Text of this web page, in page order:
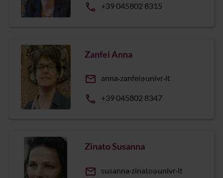
phone +39 045802 8315
Zanfei Anna
email anna zanfei univr it
phone +39 045802 8347
Zinato Susanna
email susanna zinato univr it